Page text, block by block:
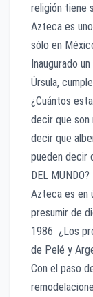
religión tiene
Azteca es
sólo en
Inaugurado
Úrsula,
¿Cuántos
decir que son
decir que
pueden decir
DEL
Azteca es en
presumir de
1986 ¿Los
de Pelé y
Con el paso